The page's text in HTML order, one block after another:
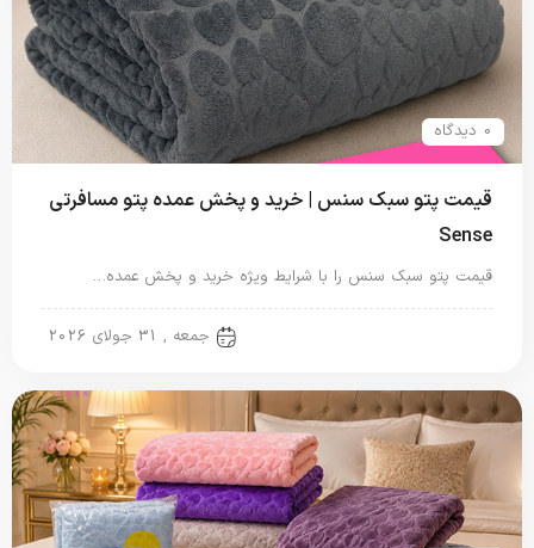
0 دیدگاه
قیمت پتو سبک سنس | خرید و پخش عمده پتو مسافرتی
Sense
قیمت پتو سبک سنس را با شرایط ویژه خرید و پخش عمده…
جمعه , 31 جولای 2026